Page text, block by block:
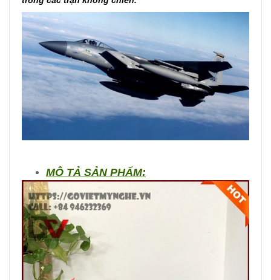
MÔ TẢ SẢN PHẨM: